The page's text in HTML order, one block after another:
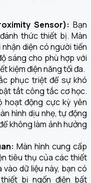
Sensor): Bạn
thức thiết bị. Màn
diện có người tiến
sáng cho phù hợp với
kiệm điện năng tối đa.
phục triệt để sự khó
tắt công tắc cơ học.
hoạt động cực kỳ yên
hình dịu nhẹ, tự động
không làm ảnh hưởng
Màn hình cung cấp
tiêu thụ của các thiết
dữ liệu này, bạn có
bị ngốn điện bất